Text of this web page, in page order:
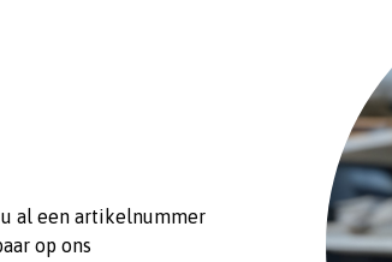
al een artikelnummer
op ons